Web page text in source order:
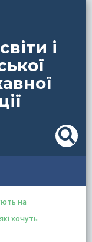
і
на
хочуть